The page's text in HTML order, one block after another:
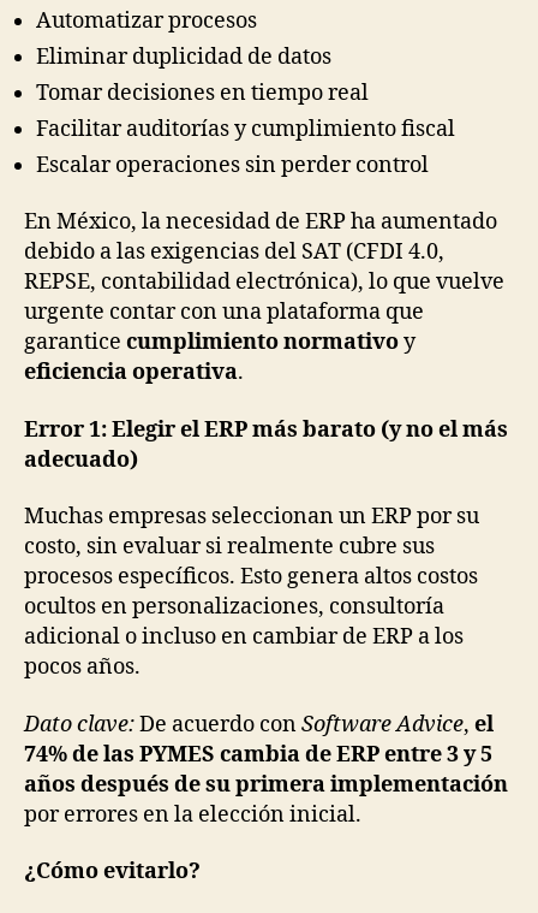
Automatizar procesos
Eliminar duplicidad de datos
Tomar decisiones en tiempo real
Facilitar auditorías y cumplimiento fiscal
Escalar operaciones sin perder control
En México, la necesidad de ERP ha aumentado
debido a las exigencias del SAT (CFDI 4.0,
REPSE, contabilidad electrónica), lo que vuelve
urgente contar con una plataforma que
garantice cumplimiento normativoy
eficiencia operativa.
Error 1: Elegir el ERP más barato (y no el más
adecuado)
Muchas empresas seleccionan un ERP por su
costo, sin evaluar si realmente cubre sus
procesos específicos. Esto genera altos costos
ocultos en personalizaciones, consultoría
adicional o incluso en cambiar de ERP a los
pocos años.
Dato clave:De acuerdo conSoftware Advice, el
74% de las PYMES cambia de ERP entre 3 y 5
años después de su primera implementación
por errores en la elección inicial.
¿Cómo evitarlo?